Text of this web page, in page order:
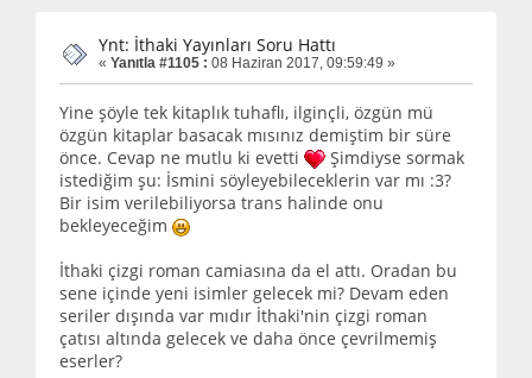
Ynt: İthaki Yayınları Soru Hattı
« Yanıtla #1105 : 08 Haziran 2017, 09:59:49 »
Yine şöyle tek kitaplık tuhaflı, ilginçli, özgün mü
özgün kitaplar basacak mısınız demiştim bir süre
önce. Cevap ne mutlu ki evetti
Şimdiyse sormak
istediğim şu: İsmini söyleyebileceklerin var mı :3?
Bir isim verilebiliyorsa trans halinde onu
bekleyeceğim
İthaki çizgi roman camiasına da el attı. Oradan bu
sene içinde yeni isimler gelecek mi? Devam eden
seriler dışında var mıdır İthaki'nin çizgi roman
çatısı altında gelecek ve daha önce çevrilmemiş
eserler?